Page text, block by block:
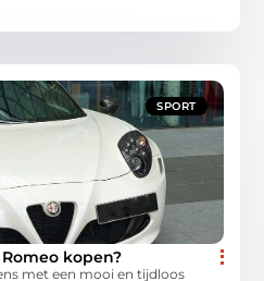
SPORT
kopen?
met een mooi en tijdloos